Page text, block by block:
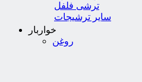
ترشی فلفل
سایر ترشیجات
خواربار
روغن